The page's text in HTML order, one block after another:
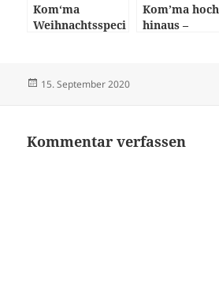
Kom‘ma
Weihnachtsspeci
Kom’ma hoch
hinaus –
Veröffentlicht
15. September 2020
Kommentar verfassen